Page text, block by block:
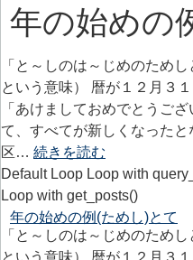
年の始めの
「と～しのは～じめのため
という意味） 暦が１２月３
「あけましておめでとうご
て、すべてが新しくなった
区… 続きを読む
Default Loop Loop with
Loop with get_posts()
年の始めの例(ためし)とて
「と～しのは～じめのため
という意味） 暦が１２月３